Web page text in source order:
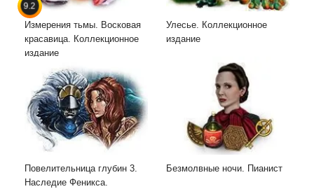
9.2
Измерения тьмы. Восковая
красавица. Коллекционное
издание
Улесье. Коллекционное
издание
Повелительница глубин 3.
Наследие Феникса.
Безмолвные ночи. Пианист